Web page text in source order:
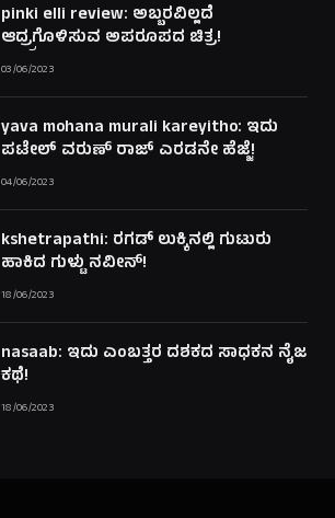
pinki elli review: ಅಬ್ಬರವಿಲ್ಲದೆ
ಆದ್ರ್ರಗೊಳಿಸುವ ಅಪರೂಪದ ಚಿತ್ರ!
03/06/2023
yava mohana murali kareyitho: ಇದು
ಪಟೇಲ್ ವರುಣ್ ರಾಜ್ ಎರಡನೇ ಹೆಜ್ಜೆ!
04/06/2023
kshetrapathi: ರಗಡ್ ಲುಕ್ಕಿನಲ್ಲಿ ಗುಟುರು
ಹಾಕಿದ ಗುಳ್ಟು ನವೀನ್!
18/06/2023
nasaab: ಇದು ಎಂಬತ್ತರ ದಶಕದ ಸಾಧಕನ ನೈಜ
ಕಥೆ!
18/06/2023